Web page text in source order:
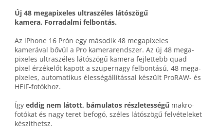
Új 48 mega­pixeles ultraszéles látószögű
kamera. Forradalmi felbontás.
Az iPhone 16 Prón egy második 48 mega­pixeles
kamerával bővül a Pro kamera­rendszer. Az új 48 mega­
pixeles ultra­széles látó­szögű kamera fejlettebb quad
pixel érzékelőt kapott a szuper­nagy felbontású, 48 mega­
pixeles, auto­matikus élesség­állítással készült ProRAW- és
HEIF-fotókhoz.
Így eddig nem látott, bámulatos részletességű makro­
fotókat és nagy teret befogó, széles látó­szögű felvételeket
készíthetsz.